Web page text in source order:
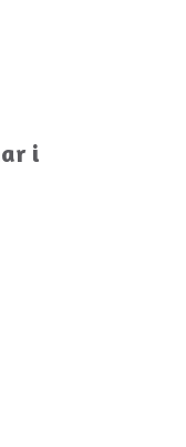
i
era: 27.00€.
actual és: